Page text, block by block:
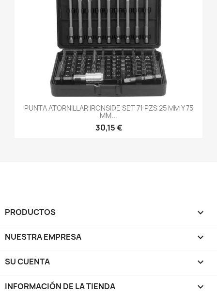
PUNTA ATORNILLAR IRONSIDE SET 71 PZS 25 MM Y 75
MM...
30,15 €
PRODUCTOS 
NUESTRA EMPRESA 
SU CUENTA 
INFORMACIÓN DE LA TIENDA keyboard_arrow_down